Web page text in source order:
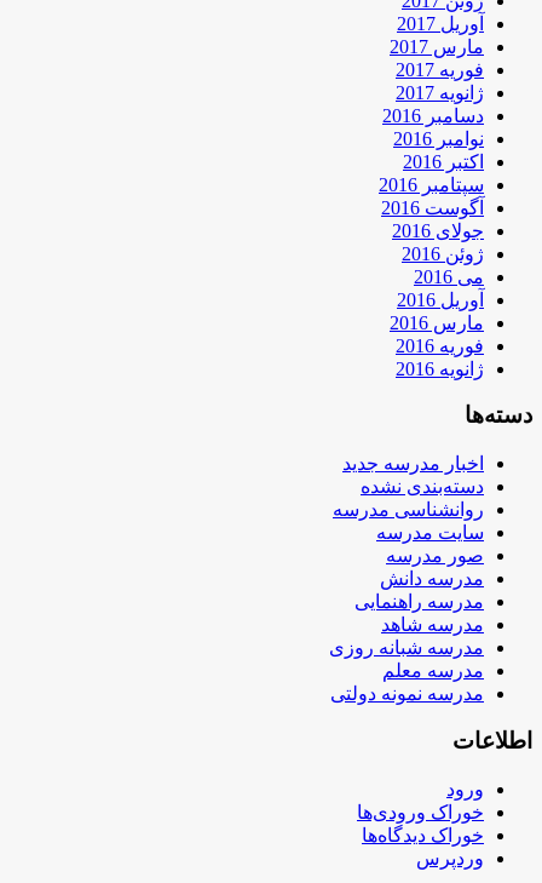
آوریل 2017
مارس 2017
فوریه 2017
ژانویه 2017
دسامبر 2016
نوامبر 2016
اکتبر 2016
سپتامبر 2016
آگوست 2016
جولای 2016
ژوئن 2016
می 2016
آوریل 2016
مارس 2016
فوریه 2016
ژانویه 2016
دسته‌ها
اخبار مدرسه جدید
دسته‌بندی نشده
روانشناسی مدرسه
سایت مدرسه
صور مدرسه
مدرسه دانش
مدرسه راهنمایی
مدرسه شاهد
مدرسه شبانه روزی
مدرسه معلم
مدرسه نمونه دولتی
اطلاعات
ورود
خوراک ورودی‌ها
خوراک دیدگاه‌ها
وردپرس